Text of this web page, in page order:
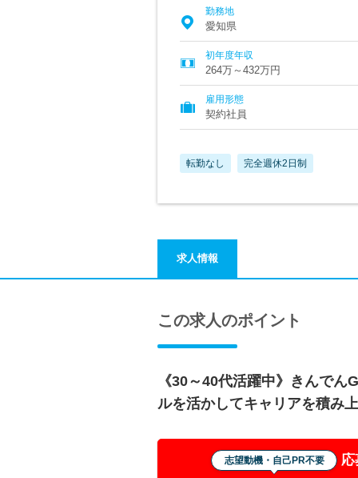
勤務地
愛知県
初年度年収
264万～432万円
雇用形態
契約社員
転勤なし 完全週休2日制
求人情報
この求人のポイント
《30～40代活躍中》きんでん
ルを活かしてキャリアを積み
志望動機・自己PR不要